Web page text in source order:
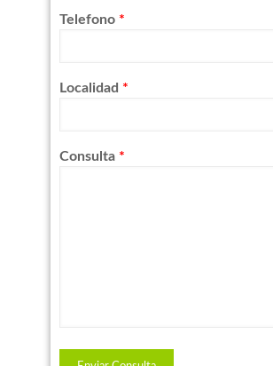
Telefono *
Localidad *
Consulta *